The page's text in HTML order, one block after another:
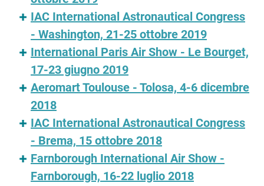
IAC International Astronautical Congress
- Washington, 21-25 ottobre 2019
International Paris Air Show - Le Bourget,
17-23 giugno 2019
Aeromart Toulouse - Tolosa, 4-6 dicembre
2018
IAC International Astronautical Congress
- Brema, 15 ottobre 2018
Farnborough International Air Show -
Farnborough, 16-22 luglio 2018